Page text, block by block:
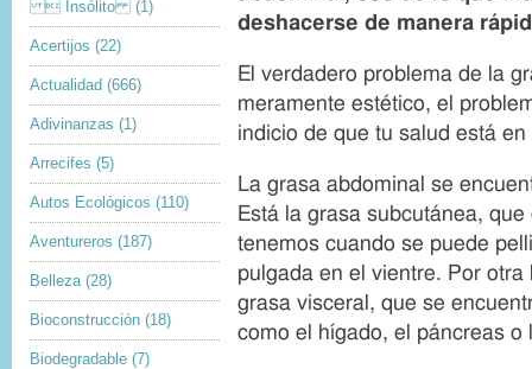
 Insólito (1)
Acertijos (22)
Actualidad (666)
Adivinanzas (1)
Arrecifes (5)
Autos Ecológicos (110)
Aventureros (187)
Belleza (28)
Bioconstrucción (18)
Biodegradable (7)
deshacerse de manera
El verdadero problema de la
meramente estético, el
indicio de que tu salud está en
La grasa abdominal se
Está la grasa subcutánea,
tenemos cuando se puede
pulgada en el vientre. Por
grasa visceral, que se
como el hígado, el páncreas o